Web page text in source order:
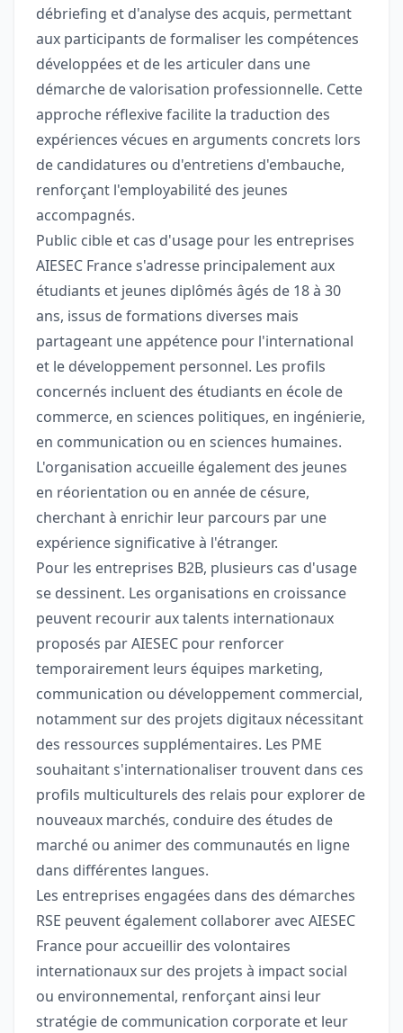
débriefing et d'analyse des acquis, permettant
aux participants de formaliser les compétences
développées et de les articuler dans une
démarche de valorisation professionnelle. Cette
approche réflexive facilite la traduction des
expériences vécues en arguments concrets lors
de candidatures ou d'entretiens d'embauche,
renforçant l'employabilité des jeunes
accompagnés.
Public cible et cas d'usage pour les entreprises
AIESEC France s'adresse principalement aux
étudiants et jeunes diplômés âgés de 18 à 30
ans, issus de formations diverses mais
partageant une appétence pour l'international
et le développement personnel. Les profils
concernés incluent des étudiants en école de
commerce, en sciences politiques, en ingénierie,
en communication ou en sciences humaines.
L'organisation accueille également des jeunes
en réorientation ou en année de césure,
cherchant à enrichir leur parcours par une
expérience significative à l'étranger.
Pour les entreprises B2B, plusieurs cas d'usage
se dessinent. Les organisations en croissance
peuvent recourir aux talents internationaux
proposés par AIESEC pour renforcer
temporairement leurs équipes marketing,
communication ou développement commercial,
notamment sur des projets digitaux nécessitant
des ressources supplémentaires. Les PME
souhaitant s'internationaliser trouvent dans ces
profils multiculturels des relais pour explorer de
nouveaux marchés, conduire des études de
marché ou animer des communautés en ligne
dans différentes langues.
Les entreprises engagées dans des démarches
RSE peuvent également collaborer avec AIESEC
France pour accueillir des volontaires
internationaux sur des projets à impact social
ou environnemental, renforçant ainsi leur
stratégie de communication corporate et leur